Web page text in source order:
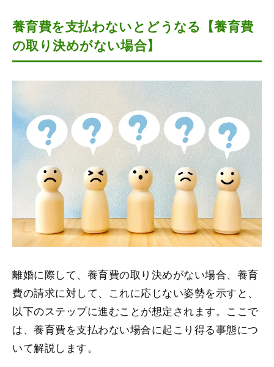
養育費を支払わないとどうなる【養育費
の取り決めがない場合】
離婚に際して、養育費の取り決めがない場合、養育
費の請求に対して、これに応じない姿勢を示すと、
以下のステップに進むことが想定されます。ここで
は、養育費を支払わない場合に起こり得る事態につ
いて解説します。